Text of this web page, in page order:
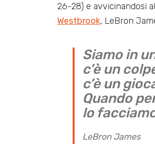
26-28) e avvicinandosi
Westbrook, LeBron
Siamo in
c’è un
c’è un
Quando
lo
LeBron James